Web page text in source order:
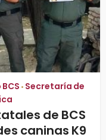
• Secretaría de
de BCS
caninas K9